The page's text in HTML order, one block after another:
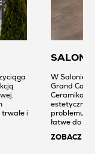
i
SALON
W Salonie
Grand Cave
Ceramika w
estetyczna,
problemu
łatwe do
marmuru z
ZOBACZ